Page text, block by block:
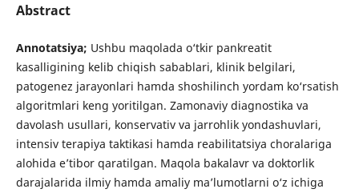
Abstract
Annotatsiya; Ushbu maqolada o‘tkir pankreatit
kasalligining kelib chiqish sabablari, klinik belgilari,
patogenez jarayonlari hamda shoshilinch yordam ko‘rsatish
algoritmlari keng yoritilgan. Zamonaviy diagnostika va
davolash usullari, konservativ va jarrohlik yondashuvlari,
intensiv terapiya taktikasi hamda reabilitatsiya choralariga
alohida e’tibor qaratilgan. Maqola bakalavr va doktorlik
darajalarida ilmiy hamda amaliy ma’lumotlarni o‘z ichiga